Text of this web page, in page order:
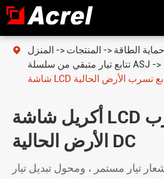
 المنزل المنتجات
الطاقة
تتابع تيار متبقي من سلسلة ASJ
أكريل شاشة LCD تتابع تسرب
الأرض الحالية DC
تيار مستمر ، ومحول تبديل تيار